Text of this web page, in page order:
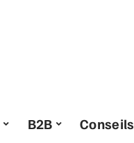
B2B Conseils